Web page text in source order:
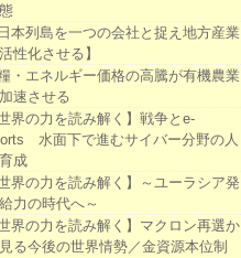
日本列島を一つの会社と捉え地方産業
性化させる】
・エネルギー価格の高騰が有機農業
速させる
世界の力を読み解く】戦争とe-
水面下で進むサイバー分野の人
成
世界の力を読み解く】～ユーラシア発
力の時代へ～
世界の力を読み解く】マクロン再選か
る今後の世界情勢／金資源本位制